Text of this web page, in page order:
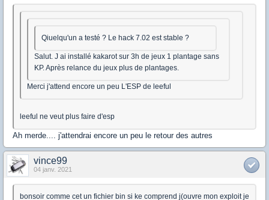
Qiuelqu'un a testé ? Le hack 7.02 est stable ?
Salut. J ai installé kakarot sur 3h de jeux 1 plantage sans
KP. Après relance du jeux plus de plantages.
Merci j'attend encore un peu L'ESP de leeful
leeful ne veut plus faire d'esp
Ah merde.... j'attendrai encore un peu le retour des autres
vince99
04 janv. 2021
bonsoir comme cet un fichier bin si ke comprend j(ouvre mon exploit je